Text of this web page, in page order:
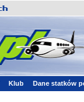
Klub Dane statków